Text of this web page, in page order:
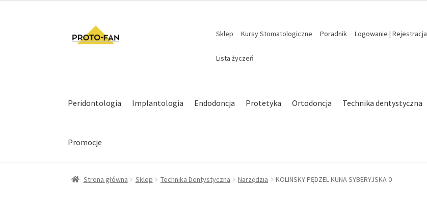
Sklep Kursy Stomatologiczne Poradnik Logowanie | Rejestracja
Lista życzeń
Peridontologia Implantologia Endodoncja Protetyka Ortodoncja Technika dentystyczna
Promocje
Strona główna Sklep Technika Dentystyczna Narzędzia KOLINSKY PĘDZEL KUNA SYBERYJSKA 0